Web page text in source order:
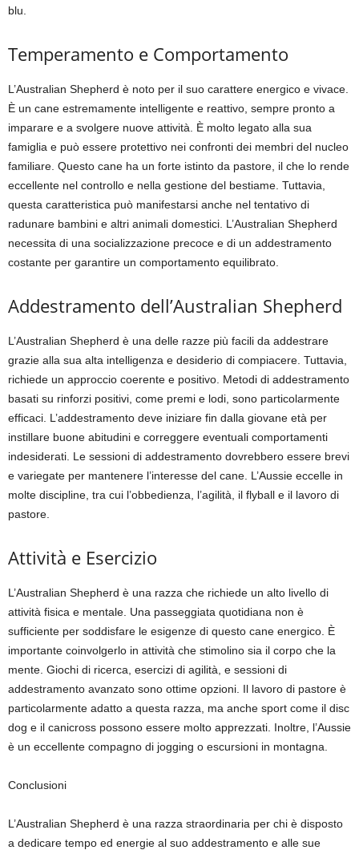
blu.
Temperamento e Comportamento
L’Australian Shepherd è noto per il suo carattere energico e vivace.
È un cane estremamente intelligente e reattivo, sempre pronto a
imparare e a svolgere nuove attività. È molto legato alla sua
famiglia e può essere protettivo nei confronti dei membri del nucleo
familiare. Questo cane ha un forte istinto da pastore, il che lo rende
eccellente nel controllo e nella gestione del bestiame. Tuttavia,
questa caratteristica può manifestarsi anche nel tentativo di
radunare bambini e altri animali domestici. L’Australian Shepherd
necessita di una socializzazione precoce e di un addestramento
costante per garantire un comportamento equilibrato.
Addestramento dell’Australian Shepherd
L’Australian Shepherd è una delle razze più facili da addestrare
grazie alla sua alta intelligenza e desiderio di compiacere. Tuttavia,
richiede un approccio coerente e positivo. Metodi di addestramento
basati su rinforzi positivi, come premi e lodi, sono particolarmente
efficaci. L’addestramento deve iniziare fin dalla giovane età per
instillare buone abitudini e correggere eventuali comportamenti
indesiderati. Le sessioni di addestramento dovrebbero essere brevi
e variegate per mantenere l’interesse del cane. L’Aussie eccelle in
molte discipline, tra cui l’obbedienza, l’agilità, il flyball e il lavoro di
pastore.
Attività e Esercizio
L’Australian Shepherd è una razza che richiede un alto livello di
attività fisica e mentale. Una passeggiata quotidiana non è
sufficiente per soddisfare le esigenze di questo cane energico. È
importante coinvolgerlo in attività che stimolino sia il corpo che la
mente. Giochi di ricerca, esercizi di agilità, e sessioni di
addestramento avanzato sono ottime opzioni. Il lavoro di pastore è
particolarmente adatto a questa razza, ma anche sport come il disc
dog e il canicross possono essere molto apprezzati. Inoltre, l’Aussie
è un eccellente compagno di jogging o escursioni in montagna.
Conclusioni
L’Australian Shepherd è una razza straordinaria per chi è disposto
a dedicare tempo ed energie al suo addestramento e alle sue